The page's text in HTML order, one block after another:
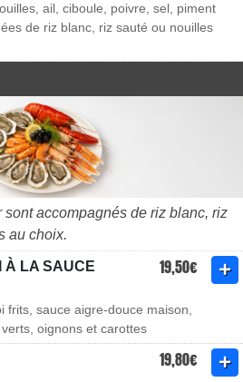
ail, ciboule, poivre, sel, piment
de riz blanc, riz sauté ou nouilles
sont accompagnés de riz blanc, riz
au choix.
À LA SAUCE
19,50€
frits, sauce aigre-douce maison,
oignons et carottes
19,80€